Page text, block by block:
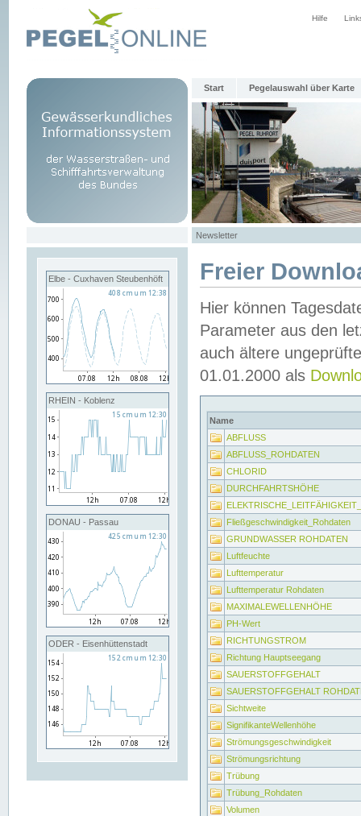
Hilfe
Start Pegelauswahl über Karte
Newsletter
Elbe - Cuxhaven Steubenhöft
RHEIN - Koblenz
DONAU - Passau
ODER - Eisenhüttenstadt
Freier
Hier können
Parameter aus den
auch ältere
01.01.2000 als
Name
ABFLUSS
ABFLUSS_ROHDATEN
CHLORID
DURCHFAHRTSHÖHE
Fließgeschwindigkeit_Rohdaten
GRUNDWASSER ROHDATEN
Luftfeuchte
Lufttemperatur
Lufttemperatur Rohdaten
MAXIMALEWELLENHÖHE
PH-Wert
RICHTUNGSTROM
Richtung Hauptseegang
SAUERSTOFFGEHALT
SAUERSTOFFGEHALT
Sichtweite
SignifikanteWellenhöhe
Strömungsgeschwindigkeit
Strömungsrichtung
Trübung
Trübung_Rohdaten
Volumen